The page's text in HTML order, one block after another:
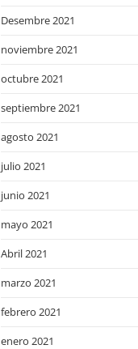
Desembre 2021
noviembre 2021
octubre 2021
septiembre 2021
agosto 2021
julio 2021
junio 2021
mayo 2021
Abril 2021
marzo 2021
febrero 2021
enero 2021